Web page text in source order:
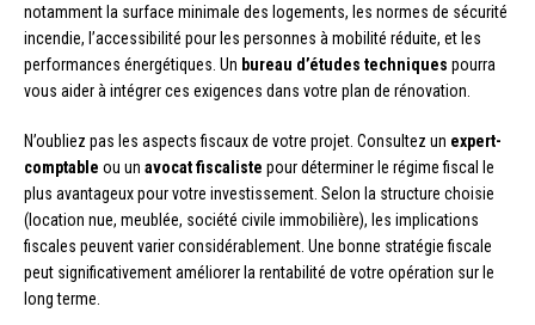
notamment la surface minimale des logements, les normes de sécurité
incendie, l’accessibilité pour les personnes à mobilité réduite, et les
performances énergétiques. Un bureau d’études techniques pourra
vous aider à intégrer ces exigences dans votre plan de rénovation.
N’oubliez pas les aspects fiscaux de votre projet. Consultez un expert-
comptable ou un avocat fiscaliste pour déterminer le régime fiscal le
plus avantageux pour votre investissement. Selon la structure choisie
(location nue, meublée, société civile immobilière), les implications
fiscales peuvent varier considérablement. Une bonne stratégie fiscale
peut significativement améliorer la rentabilité de votre opération sur le
long terme.